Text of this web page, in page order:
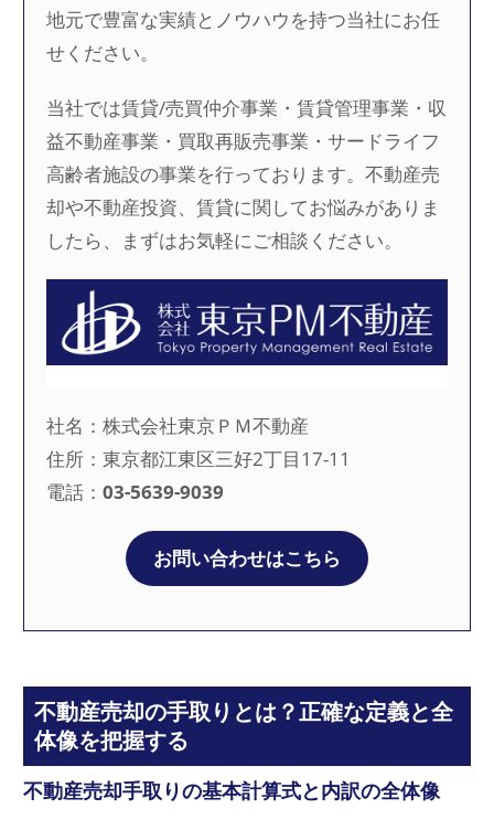
地元で豊富な実績とノウハウを持つ当社にお任
せください。
当社では賃貸/売買仲介事業・賃貸管理事業・収
益不動産事業・買取再販売事業・サードライフ
高齢者施設の事業を行っております。不動産売
却や不動産投資、賃貸に関してお悩みがありま
したら、まずはお気軽にご相談ください。
社名：株式会社東京ＰＭ不動産
住所：東京都江東区三好2丁目17-11
電話：03-5639-9039
お問い合わせはこちら
不動産売却の手取りとは？正確な定義と全
体像を把握する
不動産売却手取りの基本計算式と内訳の全体像